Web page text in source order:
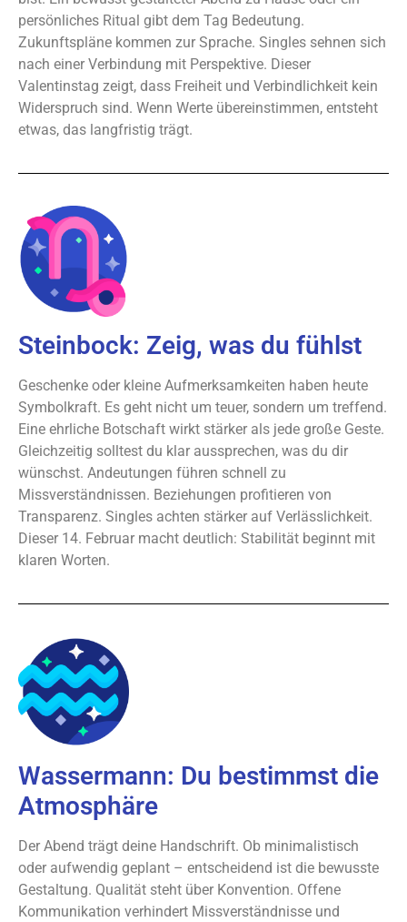
persönliches Ritual gibt dem Tag Bedeutung.
Zukunftspläne kommen zur Sprache. Singles sehnen sich
nach einer Verbindung mit Perspektive. Dieser
Valentinstag zeigt, dass Freiheit und Verbindlichkeit kein
Widerspruch sind. Wenn Werte übereinstimmen, entsteht
etwas, das langfristig trägt.
Steinbock: Zeig, was du fühlst
Geschenke oder kleine Aufmerksamkeiten haben heute
Symbolkraft. Es geht nicht um teuer, sondern um treffend.
Eine ehrliche Botschaft wirkt stärker als jede große Geste.
Gleichzeitig solltest du klar aussprechen, was du dir
wünschst. Andeutungen führen schnell zu
Missverständnissen. Beziehungen profitieren von
Transparenz. Singles achten stärker auf Verlässlichkeit.
Dieser 14. Februar macht deutlich: Stabilität beginnt mit
klaren Worten.
Wassermann: Du bestimmst die
Atmosphäre
Der Abend trägt deine Handschrift. Ob minimalistisch
oder aufwendig geplant – entscheidend ist die bewusste
Gestaltung. Qualität steht über Konvention. Offene
Kommunikation verhindert Missverständnisse und